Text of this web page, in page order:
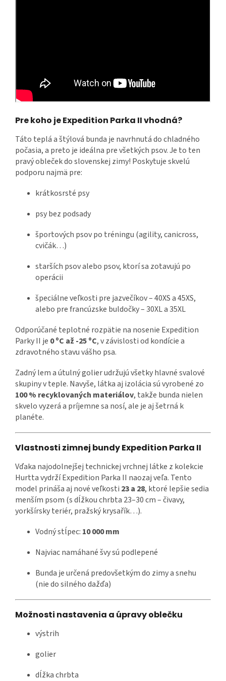
Pre koho je Expedition Parka II vhodná?
Táto teplá a štýlová bunda je navrhnutá do chladného
počasia, a preto je ideálna pre všetkých psov. Je to ten
pravý obleček do slovenskej zimy! Poskytuje skvelú
podporu najmä pre:
krátkosrsté psy
psy bez podsady
športových psov po tréningu (agility, canicross,
cvičák…)
starších psov alebo psov, ktorí sa zotavujú po
operácii
špeciálne veľkosti pre jazvečíkov – 40XS a 45XS,
alebo pre francúzske buldočky – 30XL a 35XL
Odporúčané teplotné rozpätie na nosenie Expedition
Parky II je 0 ºC až -25 ºC, v závislosti od kondície a
zdravotného stavu vášho psa.
Zadný lem a útulný golier udržujú všetky hlavné svalové
skupiny v teple. Navyše, látka aj izolácia sú vyrobené zo
100 % recyklovaných materiálov, takže bunda nielen
skvelo vyzerá a príjemne sa nosí, ale je aj šetrná k
planéte.
Vlastnosti zimnej bundy Expedition Parka II
Vďaka najodolnejšej technickej vrchnej látke z kolekcie
Hurtta vydrží Expedition Parka II naozaj veľa. Tento
model prináša aj nové veľkosti 23 a 28, ktoré lepšie sedia
menším psom (s dĺžkou chrbta 23–30 cm – čivavy,
yorkšírsky teriér, pražský krysařík…).
Vodný stĺpec: 10 000 mm
Najviac namáhané švy sú podlepené
Bunda je určená predovšetkým do zimy a snehu
(nie do silného dažďa)
Možnosti nastavenia a úpravy oblečku
výstrih
golier
dĺžka chrbta